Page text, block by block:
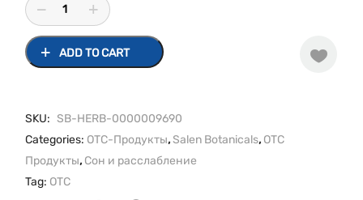
ADD TO CART
SKU: SB-HERB-0000009690
Categories: OTC-Продукты,Salen Botanicals, ОТС
Продукты, Сон и расслабление
Tag: OTC